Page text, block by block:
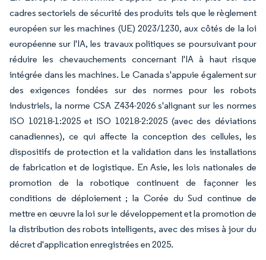
cadres sectoriels de sécurité des produits tels que le règlement
européen sur les machines (UE) 2023/1230, aux côtés de la loi
européenne sur l'IA, les travaux politiques se poursuivant pour
réduire les chevauchements concernant l'IA à haut risque
intégrée dans les machines. Le Canada s'appuie également sur
des exigences fondées sur des normes pour les robots
industriels, la norme CSA Z434-2026 s'alignant sur les normes
ISO 10218-1:2025 et ISO 10218-2:2025 (avec des déviations
canadiennes), ce qui affecte la conception des cellules, les
dispositifs de protection et la validation dans les installations
de fabrication et de logistique. En Asie, les lois nationales de
promotion de la robotique continuent de façonner les
conditions de déploiement ; la Corée du Sud continue de
mettre en œuvre la loi sur le développement et la promotion de
la distribution des robots intelligents, avec des mises à jour du
décret d'application enregistrées en 2025.